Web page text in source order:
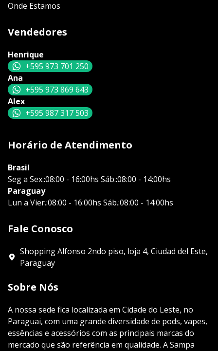
Onde Estamos
Vendedores
Henrique
+595 973 701 250
Ana
+595 973 869 643
Alex
+595 987 317 503
Horário de Atendimento
Brasil
Seg a Sex.:08:00 - 16:00hs Sáb.:08:00 - 14:00hs
Paraguay
Lun a Vier.:08:00 - 16:00hs Sáb.:08:00 - 14:00hs
Fale Conosco
Shopping Alfonso 2ndo piso, loja 4, Ciudad del Este,
Paraguay
Sobre Nós
A nossa sede fica localizada em Cidade do Leste, no
Paraguai, com uma grande diversidade de pods, vapes,
essências e acessórios com as principais marcas do
mercado que são referência em qualidade. A Sampa